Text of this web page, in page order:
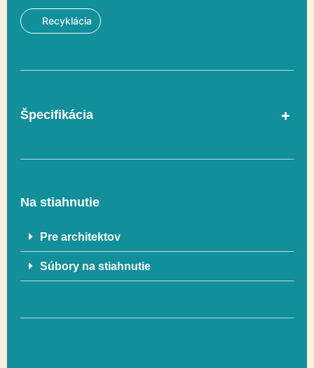
Recyklácia
Špecifikácia
bezpečnostnej zóny
Celková výška 358 cm
Na stiahnutie
Pre architektov
Súbory na stiahnutie